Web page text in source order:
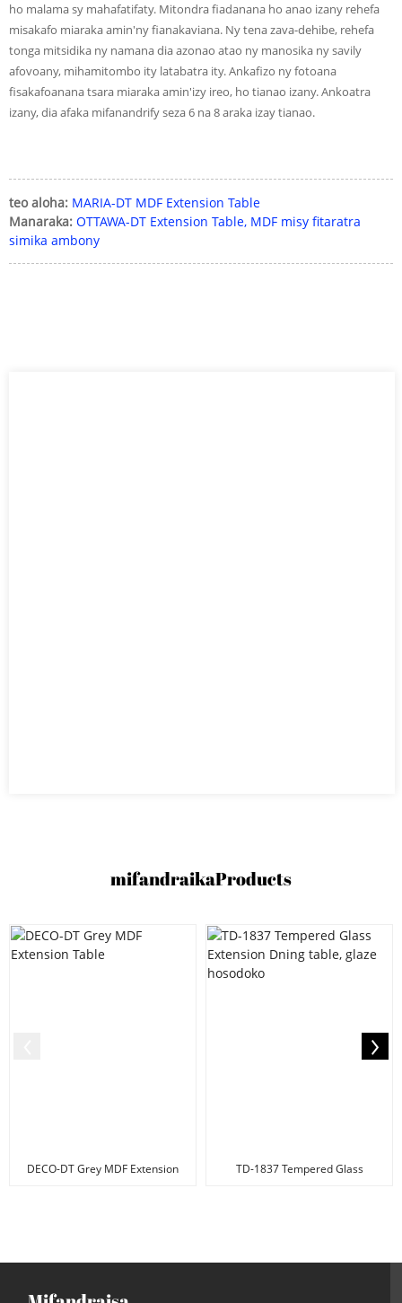
ho malama sy mahafatifaty. Mitondra fiadanana ho anao izany rehefa
misakafo miaraka amin'ny fianakaviana. Ny tena zava-dehibe, rehefa
tonga mitsidika ny namana dia azonao atao ny manosika ny savily
afovoany, mihamitombo ity latabatra ity. Ankafizo ny fotoana
fisakafoanana tsara miaraka amin'izy ireo, ho tianao izany. Ankoatra
izany, dia afaka mifanandrify seza 6 na 8 araka izay tianao.
teo aloha: MARIA-DT MDF Extension Table
Manaraka: OTTAWA-DT Extension Table, MDF misy fitaratra
simika ambony
mifandraikaProducts
DECO-DT Grey MDF Extension
TD-1837 Tempered Glass